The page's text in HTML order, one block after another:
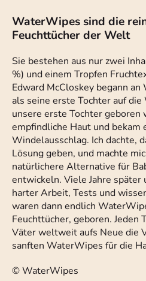
WaterWipes sind die
Feuchttücher der Welt
Sie bestehen aus nur zwei
%) und einem Tropfen
Edward McCloskey begann
als seine erste Tochter auf
unsere erste Tochter geboren
empfindliche Haut und bekam
Windelausschlag. Ich dachte,
Lösung geben, und machte
natürlichere Alternative für
entwickeln. Viele Jahre später
harter Arbeit, Tests und
waren dann endlich
Feuchttücher, geboren. Jeden
Väter weltweit aufs Neue die
sanften WaterWipes für die
© WaterWipes